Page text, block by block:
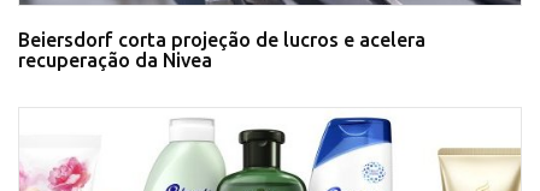
Beiersdorf corta projeção de lucros e acelera
recuperação da Nivea